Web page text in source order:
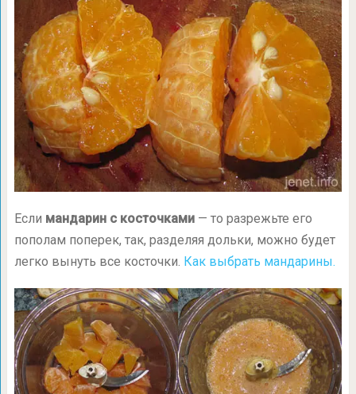
Если мандарин с косточками— то разрежьте его
пополам поперек, так, разделяя дольки, можно будет
легко вынуть все косточки. Как выбрать мандарины.